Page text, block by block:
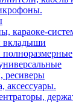
караоке-
ресиверы
аксессуары.